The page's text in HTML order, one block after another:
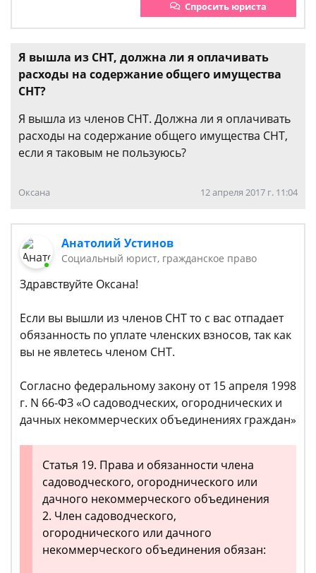
Спросить юриста
Я вышла из СНТ, должна ли я оплачивать
расходы на содержание общего имущества
СНТ?
Я вышла из членов СНТ. Должна ли я оплачивать
расходы на содержание общего имущества СНТ,
если я таковым не пользуюсь?
Оксана 12 апреля 2017 г. 11:04
Анатолий Устинов
Социальный юрист, гражданское право
Здравствуйте Оксана!
Если вы вышли из членов СНТ то с вас отпадает
обязанность по уплате членских взносов, так как
вы не явлетесь членом СНТ.
Согласно федеральному закону от 15 апреля 1998
г. N 66-ФЗ «О садоводческих, огороднических и
дачных некоммерческих объединениях граждан»
Статья 19. Права и обязанности члена
садоводческого, огороднического или
дачного некоммерческого объединения
2. Член садоводческого,
огороднического или дачного
некоммерческого объединения обязан: